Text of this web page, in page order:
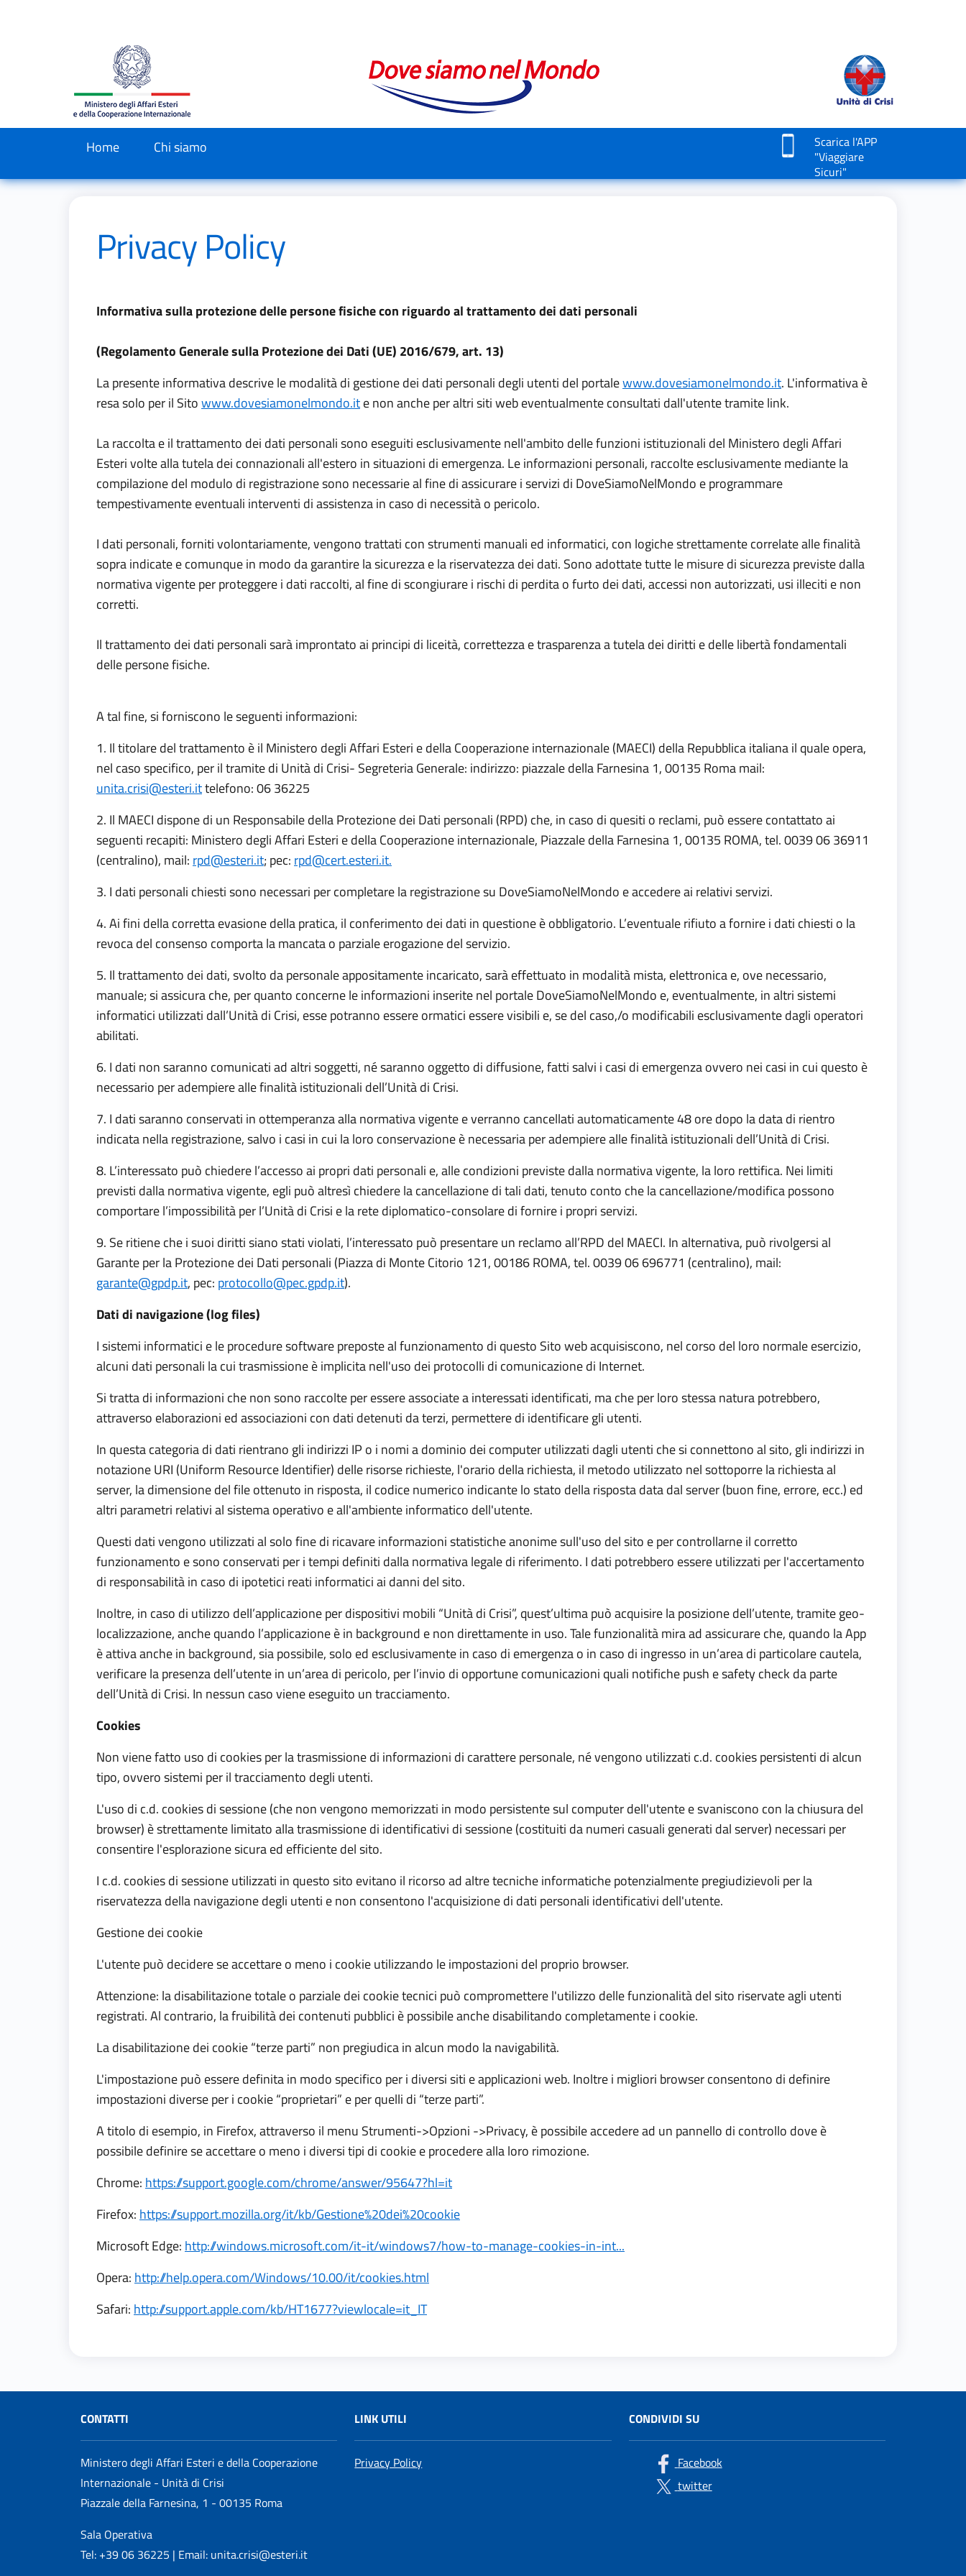
Home Chi siamo
Scarica l'APP
"Viaggiare
Sicuri"
Privacy Policy
Informativa sulla protezione delle persone fisiche con riguardo al trattamento dei dati personali
(Regolamento Generale sulla Protezione dei Dati (UE) 2016/679, art. 13)
La presente informativa descrive le modalità di gestione dei dati personali degli utenti del portalewww.dovesiamonelmondo.it. L'informativa è
resa solo per il Sitowww.dovesiamonelmondo.ite non anche per altri siti web eventualmente consultati dall'utente tramite link.
La raccolta e il trattamento dei dati personali sono eseguiti esclusivamente nell'ambito delle funzioni istituzionali del Ministero degli Affari
Esteri volte alla tutela dei connazionali all'estero in situazioni di emergenza. Le informazioni personali, raccolte esclusivamente mediante la
compilazione del modulo di registrazione sono necessarie al fine di assicurare i servizi di DoveSiamoNelMondo e programmare
tempestivamente eventuali interventi di assistenza in caso di necessità o pericolo.
I dati personali, forniti volontariamente, vengono trattati con strumenti manuali ed informatici, con logiche strettamente correlate alle finalità
sopra indicate e comunque in modo da garantire la sicurezza e la riservatezza dei dati. Sono adottate tutte le misure di sicurezza previste dalla
normativa vigente per proteggere i dati raccolti, al fine di scongiurare i rischi di perdita o furto dei dati, accessi non autorizzati, usi illeciti e non
corretti.
Il trattamento dei dati personali sarà improntato ai principi di liceità, correttezza e trasparenza a tutela dei diritti e delle libertà fondamentali
delle persone fisiche.
A tal fine, si forniscono le seguenti informazioni:
1. Il titolare del trattamento è il Ministero degli Affari Esteri e della Cooperazione internazionale (MAECI) della Repubblica italiana il quale opera,
nel caso specifico, per il tramite di Unità di Crisi- Segreteria Generale: indirizzo: piazzale della Farnesina 1, 00135 Roma mail:
unita.crisi@esteri.ittelefono: 06 36225
2. Il MAECI dispone di un Responsabile della Protezione dei Dati personali (RPD) che, in caso di quesiti o reclami, può essere contattato ai
seguenti recapiti: Ministero degli Affari Esteri e della Cooperazione internazionale, Piazzale della Farnesina 1, 00135 ROMA, tel. 0039 06 36911
(centralino), mail: rpd@esteri.it; pec: rpd@cert.esteri.it.
3. I dati personali chiesti sono necessari per completare la registrazione su DoveSiamoNelMondo e accedere ai relativi servizi.
4. Ai fini della corretta evasione della pratica, il conferimento dei dati in questione è obbligatorio. L’eventuale rifiuto a fornire i dati chiesti o la
revoca del consenso comporta la mancata o parziale erogazione del servizio.
5. Il trattamento dei dati, svolto da personale appositamente incaricato, sarà effettuato in modalità mista, elettronica e, ove necessario,
manuale; si assicura che, per quanto concerne le informazioni inserite nel portale DoveSiamoNelMondo e, eventualmente, in altri sistemi
informatici utilizzati dall’Unità di Crisi, esse potranno essere ormatici essere visibili e, se del caso,/o modificabili esclusivamente dagli operatori
abilitati.
6. I dati non saranno comunicati ad altri soggetti, né saranno oggetto di diffusione, fatti salvi i casi di emergenza ovvero nei casi in cui questo è
necessario per adempiere alle finalità istituzionali dell’Unità di Crisi.
7. I dati saranno conservati in ottemperanza alla normativa vigente e verranno cancellati automaticamente 48 ore dopo la data di rientro
indicata nella registrazione, salvo i casi in cui la loro conservazione è necessaria per adempiere alle finalità istituzionali dell’Unità di Crisi.
8. L’interessato può chiedere l’accesso ai propri dati personali e, alle condizioni previste dalla normativa vigente, la loro rettifica. Nei limiti
previsti dalla normativa vigente, egli può altresì chiedere la cancellazione di tali dati, tenuto conto che la cancellazione/modifica possono
comportare l’impossibilità per l’Unità di Crisi e la rete diplomatico-consolare di fornire i propri servizi.
9. Se ritiene che i suoi diritti siano stati violati, l’interessato può presentare un reclamo all’RPD del MAECI. In alternativa, può rivolgersi al
Garante per la Protezione dei Dati personali (Piazza di Monte Citorio 121, 00186 ROMA, tel. 0039 06 696771 (centralino), mail:
garante@gpdp.it, pec: protocollo@pec.gpdp.it).
Dati di navigazione (log files)
I sistemi informatici e le procedure software preposte al funzionamento di questo Sito web acquisiscono, nel corso del loro normale esercizio,
alcuni dati personali la cui trasmissione è implicita nell'uso dei protocolli di comunicazione di Internet.
Si tratta di informazioni che non sono raccolte per essere associate a interessati identificati, ma che per loro stessa natura potrebbero,
attraverso elaborazioni ed associazioni con dati detenuti da terzi, permettere di identificare gli utenti.
In questa categoria di dati rientrano gli indirizzi IP o i nomi a dominio dei computer utilizzati dagli utenti che si connettono al sito, gli indirizzi in
notazione URI (Uniform Resource Identifier) delle risorse richieste, l'orario della richiesta, il metodo utilizzato nel sottoporre la richiesta al
server, la dimensione del file ottenuto in risposta, il codice numerico indicante lo stato della risposta data dal server (buon fine, errore, ecc.) ed
altri parametri relativi al sistema operativo e all'ambiente informatico dell'utente.
Questi dati vengono utilizzati al solo fine di ricavare informazioni statistiche anonime sull'uso del sito e per controllarne il corretto
funzionamento e sono conservati per i tempi definiti dalla normativa legale di riferimento. I dati potrebbero essere utilizzati per l'accertamento
di responsabilità in caso di ipotetici reati informatici ai danni del sito.
Inoltre, in caso di utilizzo dell’applicazione per dispositivi mobili “Unità di Crisi”, quest’ultima può acquisire la posizione dell’utente, tramite geo-
localizzazione, anche quando l’applicazione è in background e non direttamente in uso. Tale funzionalità mira ad assicurare che, quando la App
è attiva anche in background, sia possibile, solo ed esclusivamente in caso di emergenza o in caso di ingresso in un’area di particolare cautela,
verificare la presenza dell’utente in un’area di pericolo, per l’invio di opportune comunicazioni quali notifiche push e safety check da parte
dell’Unità di Crisi. In nessun caso viene eseguito un tracciamento.
Cookies
Non viene fatto uso di cookies per la trasmissione di informazioni di carattere personale, né vengono utilizzati c.d. cookies persistenti di alcun
tipo, ovvero sistemi per il tracciamento degli utenti.
L'uso di c.d. cookies di sessione (che non vengono memorizzati in modo persistente sul computer dell'utente e svaniscono con la chiusura del
browser) è strettamente limitato alla trasmissione di identificativi di sessione (costituiti da numeri casuali generati dal server) necessari per
consentire l'esplorazione sicura ed efficiente del sito.
I c.d. cookies di sessione utilizzati in questo sito evitano il ricorso ad altre tecniche informatiche potenzialmente pregiudizievoli per la
riservatezza della navigazione degli utenti e non consentono l'acquisizione di dati personali identificativi dell'utente.
Gestione dei cookie
L'utente può decidere se accettare o meno i cookie utilizzando le impostazioni del proprio browser.
Attenzione: la disabilitazione totale o parziale dei cookie tecnici può compromettere l'utilizzo delle funzionalità del sito riservate agli utenti
registrati. Al contrario, la fruibilità dei contenuti pubblici è possibile anche disabilitando completamente i cookie.
La disabilitazione dei cookie “terze parti” non pregiudica in alcun modo la navigabilità.
L'impostazione può essere definita in modo specifico per i diversi siti e applicazioni web. Inoltre i migliori browser consentono di definire
impostazioni diverse per i cookie “proprietari” e per quelli di “terze parti”.
A titolo di esempio, in Firefox, attraverso il menu Strumenti->Opzioni ->Privacy, è possibile accedere ad un pannello di controllo dove è
possibile definire se accettare o meno i diversi tipi di cookie e procedere alla loro rimozione.
Chrome: https://support.google.com/chrome/answer/95647?hl=it
Firefox: https://support.mozilla.org/it/kb/Gestione%20dei%20cookie
Microsoft Edge: http://windows.microsoft.com/it-it/windows7/how-to-manage-cookies-in-int...
Opera: http://help.opera.com/Windows/10.00/it/cookies.html
Safari: http://support.apple.com/kb/HT1677?viewlocale=it_IT
CONTATTI
Ministero degli Affari Esteri e della Cooperazione
Internazionale - Unità di Crisi
Piazzale della Farnesina, 1 - 00135 Roma
Sala Operativa
Tel: +39 06 36225 | Email: unita.crisi@esteri.it
LINK UTILI
Privacy Policy
CONDIVIDI SU
Facebook
twitter